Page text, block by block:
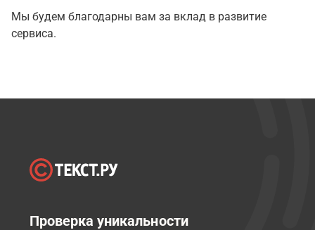
Мы будем благодарны вам за вклад в развитие
сервиса.
Проверка уникальности